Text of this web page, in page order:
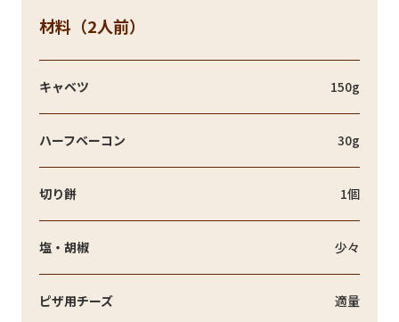
材料（2人前）
キャベツ 150g
ハーフベーコン 30g
切り餅 1個
塩・胡椒 少々
ピザ用チーズ 適量